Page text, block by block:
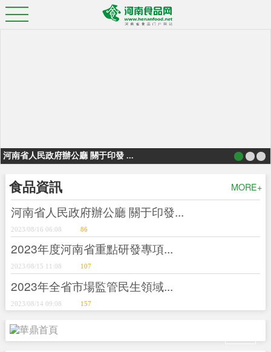
河南省人民政府辦公廳 關于印發 ...
食品資訊 MORE+
河南省人民政府辦公廳 關于印發...
2023/08/16 06:08 86
2023年度河南省重點研發專項...
2023/08/15 11:08 107
2023年全省市場監管民生領域...
2023/08/14 09:08 157
+